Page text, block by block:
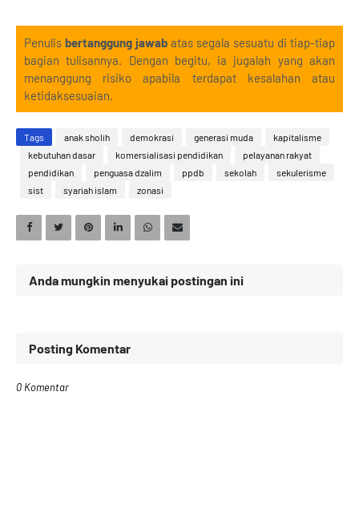
Penulis bertanggung jawab atas segala sesuatu di tiap-tiap
bagian tulisannya. Dengan begitu, ia jugalah yang akan
menanggung risiko apabila terdapat kesalahan atau
ketidaksesuaian.
Tags anak sholih demokrasi generasi muda
kapitalisme
kebutuhan dasar
komersialisasi pendidikan
pelayanan rakyat
pendidikan
penguasa dzalim ppdb sekolah
sekulerisme
sist
syariah islam zonasi
Anda mungkin menyukai postingan ini
Posting Komentar
0 Komentar